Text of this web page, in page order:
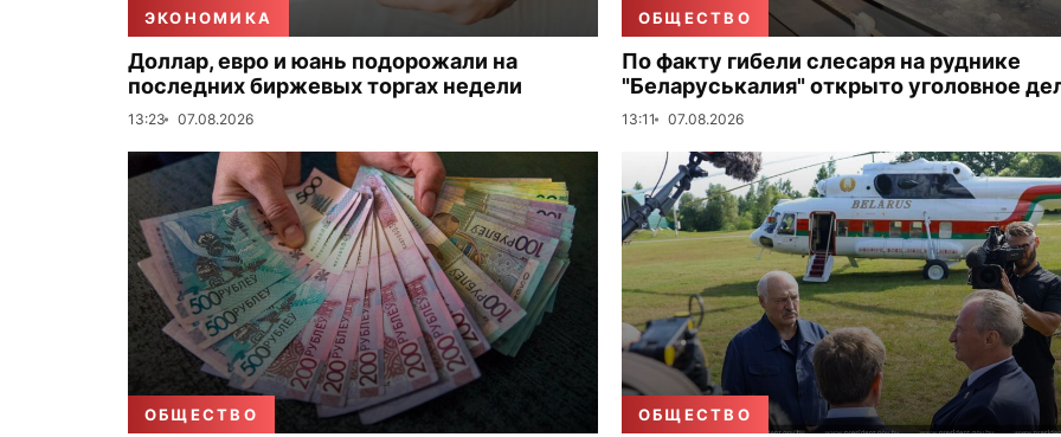
ЭКОНОМИКА
Доллар, евро и юань подорожали на
последних биржевых торгах недели
13:23 07.08.2026
ОБЩЕСТВО
По факту гибели слесаря на руднике
"Беларуськалия" открыто уголовное
13:11 07.08.2026
ОБЩЕСТВО ОБЩЕСТВО